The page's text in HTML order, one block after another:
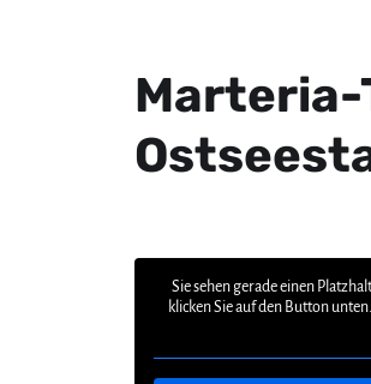
Sie sehen gerade einen
klicken Sie auf den Button